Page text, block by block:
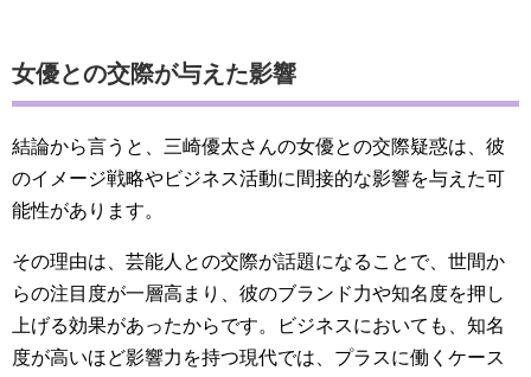
女優との交際が与えた影響
結論から言うと、三崎優太さんの女優との交際疑惑は、彼
のイメージ戦略やビジネス活動に間接的な影響を与えた可
能性があります。
その理由は、芸能人との交際が話題になることで、世間か
らの注目度が一層高まり、彼のブランド力や知名度を押し
上げる効果があったからです。ビジネスにおいても、知名
度が高いほど影響力を持つ現代では、プラスに働くケース